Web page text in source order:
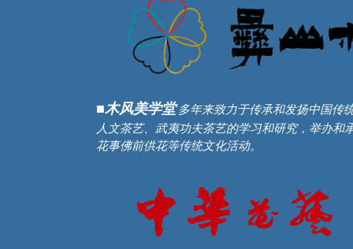
■木风美学堂多年来致力于传承和发扬中国传
人文茶艺、武夷功夫茶艺的学习和研究，举办和
花事佛前供花等传统文化活动。